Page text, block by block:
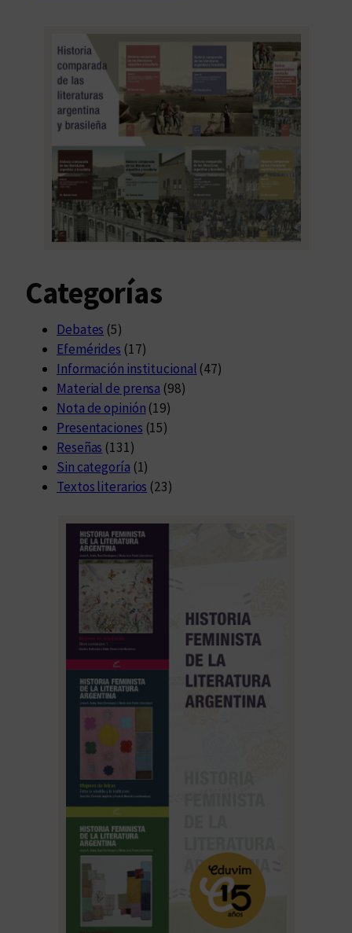
Categorías
Debates (5)
Efemérides (17)
Información institucional (47)
Material de prensa (98)
Nota de opinión (19)
Presentaciones (15)
Reseñas (131)
Sin categoría (1)
Textos literarios (23)